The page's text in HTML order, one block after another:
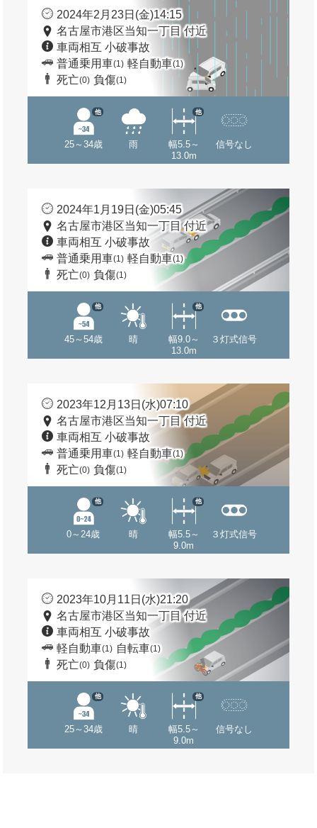
2024年2月23日(金)14:15
名古屋市港区当知一丁目 付近
車両相互 小破事故
普通乗用車(1) 軽自動車(1)
死亡(0) 負傷(1)
25～34歳
他
雨
幅5.5～
13.0m
他
信号なし
2024年1月19日(金)05:45
名古屋市港区当知一丁目 付近
車両相互 小破事故
普通乗用車(1) 軽自動車(1)
死亡(0) 負傷(1)
45～54歳
他
晴
幅9.0～
13.0m
他
３灯式信号
2023年12月13日(水)07:10
名古屋市港区当知一丁目 付近
車両相互 小破事故
普通乗用車(1) 軽自動車(1)
死亡(0) 負傷(1)
0～24歳
他
晴
幅5.5～
9.0m
他
３灯式信号
2023年10月11日(水)21:20
名古屋市港区当知一丁目 付近
車両相互 小破事故
軽自動車(1) 自転車(1)
死亡(0) 負傷(1)
25～34歳
他
晴
幅5.5～
9.0m
他
信号なし